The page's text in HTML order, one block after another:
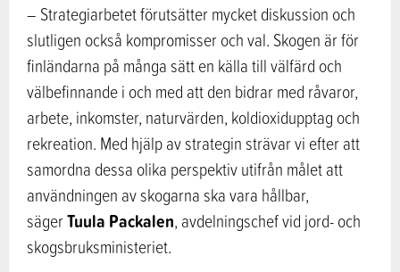
– Strategiarbetet förutsätter mycket diskussion och
slutligen också kompromisser och val. Skogen är för
finländarna på många sätt en källa till välfärd och
välbefinnande i och med att den bidrar med råvaror,
arbete, inkomster, naturvärden, koldioxidupptag och
rekreation. Med hjälp av strategin strävar vi efter att
samordna dessa olika perspektiv utifrån målet att
användningen av skogarna ska vara hållbar,
sägerTuula Packalen, avdelningschef vid jord- och
skogsbruksministeriet.